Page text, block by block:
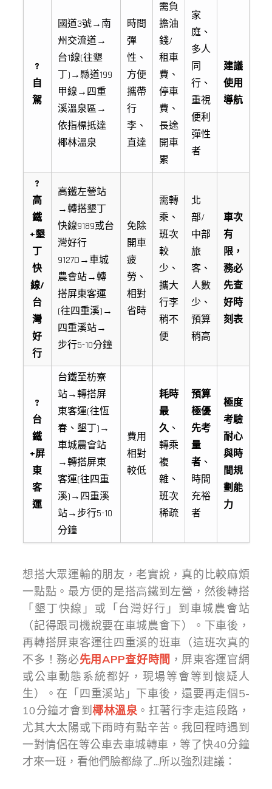
?
自
駕
國道3號→南
州交流道→
台1線(往墾
丁)→縣道199
甲線→四重
溪溫泉區→
依指標抵達
椰林溫泉
時間
彈
性、
方便
攜帶
行
李、
直達
需負
擔油
錢/
租車
費、
停車
費、
長途
開車
累
家
庭、
多人
同
行、
重視
便利
彈性
者
建議
使用
導航
?
高
鐵
+墾
丁
快
線/
台
灣
好
行
高鐵左營站
→轉搭墾丁
快線9189或台
灣好行
9127D→車城
農會站→轉
搭屏東客運
(往四重溪)→
四重溪站→
步行5-10分鐘
免除
開車
疲
勞、
相對
省時
需轉
乘、
班次
較
少、
攜大
行李
稍不
便
北
部/
中部
旅
客、
人數
少、
預算
稍高
車次
有
限，
務必
先查
好時
刻表
?
台
鐵
+屏
東
客
運
台鐵至枋寮
站→轉搭屏
東客運(往恆
春、墾丁)→
車城農會站
→轉搭屏東
客運(往四重
溪)→四重溪
站→步行5-10
分鐘
費用
相對
較低
耗時
最
久、
轉乘
複
雜、
班次
稀疏
預算
極優
先考
量
者、
時間
充裕
者
極度
考驗
耐心
與時
間規
劃能
力
想搭大眾運輸的朋友，老實說，真的比較麻煩
一點點。最方便的是搭高鐵到左營，然後轉搭
「墾丁快線」或「台灣好行」到車城農會站
（記得跟司機說要在車城農會下）。下車後，
再轉搭屏東客運往四重溪的班車（這班次真的
不多！務必先用APP查好時間 ，屏東客運官網
或公車動態系統都好，現場等會等到懷疑人
生）。在「四重溪站」下車後，還要再走個5-
10分鐘才會到椰林溫泉。扛著行李走這段路，
尤其大太陽或下雨時有點辛苦。我回程時遇到
一對情侶在等公車去車城轉車，等了快40分鐘
才來一班，看他們臉都綠了...所以強烈建議：